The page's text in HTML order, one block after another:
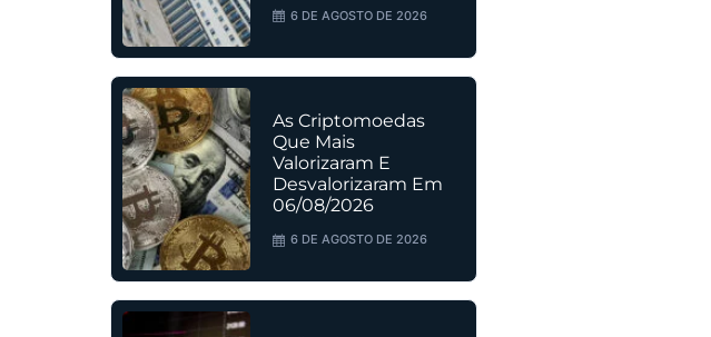
6 DE AGOSTO DE 2026
As Criptomoedas
Que Mais
Valorizaram E
Desvalorizaram Em
06/08/2026
6 DE AGOSTO DE 2026